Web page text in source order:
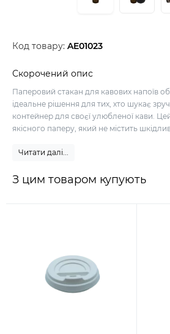
Код товару: AE01023
Скорочений опис
Паперовий стакан для кавових напоїв
ідеальне рішення для тих, хто шукає
контейнер для своєї улюбленої кави.
якісного паперу, який не містить
Читати далі...
З цим товаром купують